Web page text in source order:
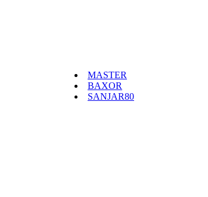
MASTER
BAXOR
SANJAR80